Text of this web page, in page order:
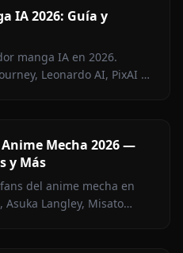
IA 2026: Guía y
manga IA en 2026.
Leonardo AI, PixAI y
Mecha 2026 —
y Más
del anime mecha en
Asuka Langley, Misato